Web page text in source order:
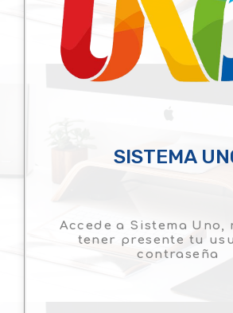
SISTEMA
Accede a Sistema Uno,
tener presente tu
contraseña